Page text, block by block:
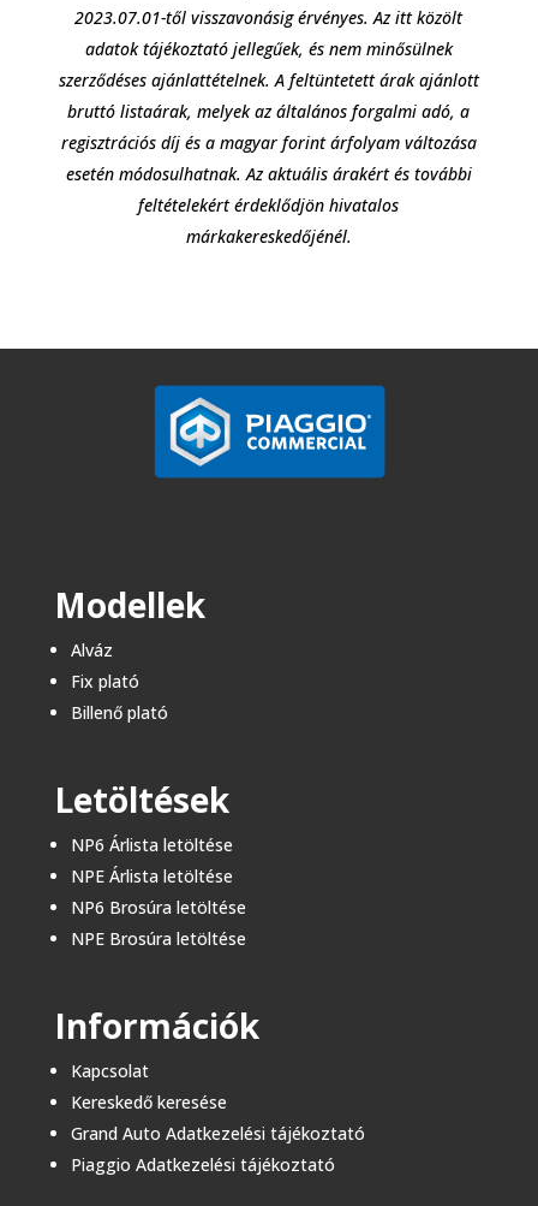
2023.07.01-től visszavonásig érvényes. Az itt közölt
adatok tájékoztató jellegűek, és nem minősülnek
szerződéses ajánlattételnek. A feltüntetett árak ajánlott
bruttó listaárak, melyek az általános forgalmi adó, a
regisztrációs díj és a magyar forint árfolyam változása
esetén módosulhatnak. Az aktuális árakért és további
feltételekért érdeklődjön hivatalos
márkakereskedőjénél.
Modellek
Alváz
Fix plató
Billenő plató​
Letöltések
NP6 Árlista letöltése
NPE Árlista letöltése
NP6 Brosúra letöltése
NPE Brosúra letöltése
Információk
Kapcsolat
Kereskedő keresése
Grand Auto Adatkezelési tájékoztató
Piaggio Adatkezelési tájékoztató